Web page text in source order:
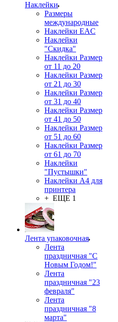
Наклейки
Размеры
международные
Наклейки EAC
Наклейки
"Скидка"
Наклейки Размер
от 11 до 20
Наклейки Размер
от 21 до 30
Наклейки Размер
от 31 до 40
Наклейки Размер
от 41 до 50
Наклейки Размер
от 51 до 60
Наклейки Размер
от 61 до 70
Наклейки
"Пустышки"
Наклейки А4 для
принтера
+ ЕЩЕ 1
Лента упаковочная
Лента
праздничная "С
Новым Годом!"
Лента
праздничная "23
февраля"
Лента
праздничная "8
марта"